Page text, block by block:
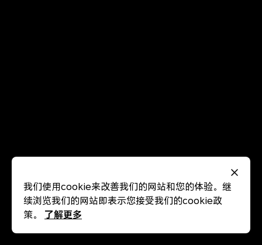
我们使用cookie来改善我们的网站和您的体验。继
续浏览我们的网站即表示您接受我们的cookie政
策。
了解更多